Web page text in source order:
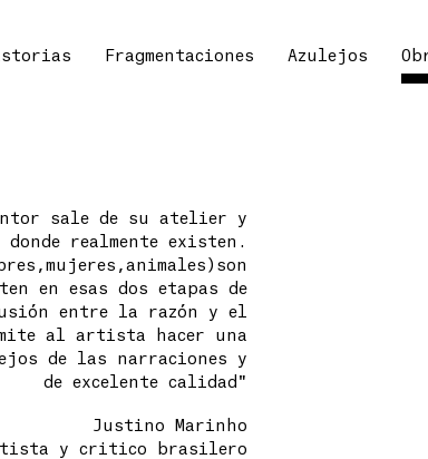
Fragmentaciones Azulejos
sale de su atelier y
realmente existen.
en esas dos etapas de
entre la razón y el
al artista hacer una
de las narraciones y
de excelente calidad"
Justino Marinho
y critico brasilero